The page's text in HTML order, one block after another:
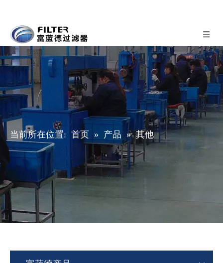
当前所在位置: 首页 » 产品 » 其他